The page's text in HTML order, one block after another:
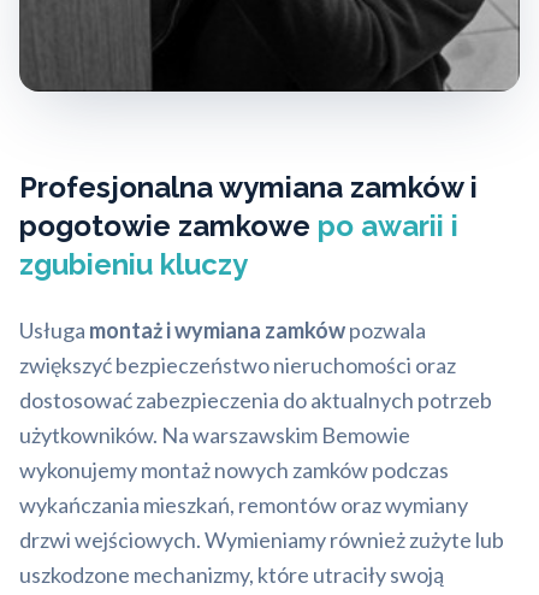
Profesjonalna wymiana zamków i
pogotowie zamkowe po awarii i
zgubieniu kluczy
Usługa montaż i wymiana zamkówpozwala
zwiększyć bezpieczeństwo nieruchomości oraz
dostosować zabezpieczenia do aktualnych potrzeb
użytkowników. Na warszawskim Bemowie
wykonujemy montaż nowych zamków podczas
wykańczania mieszkań, remontów oraz wymiany
drzwi wejściowych. Wymieniamy również zużyte lub
uszkodzone mechanizmy, które utraciły swoją